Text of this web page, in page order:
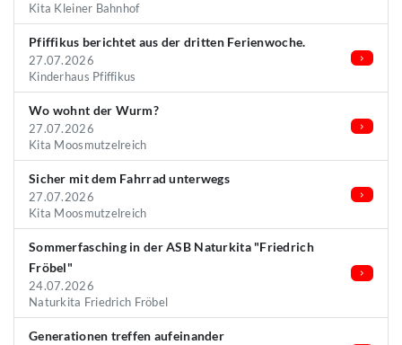
Kita Kleiner Bahnhof
Pfiffikus berichtet aus der dritten Ferienwoche.
27.07.2026
Kinderhaus Pfiffikus
Wo wohnt der Wurm?
27.07.2026
Kita Moosmutzelreich
Sicher mit dem Fahrrad unterwegs
27.07.2026
Kita Moosmutzelreich
Sommerfasching in der ASB Naturkita "Friedrich
Fröbel"
24.07.2026
Naturkita Friedrich Fröbel
Generationen treffen aufeinander